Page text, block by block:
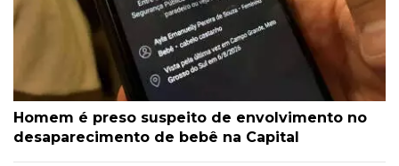
Homem é preso suspeito de envolvimento no
desaparecimento de bebê na Capital